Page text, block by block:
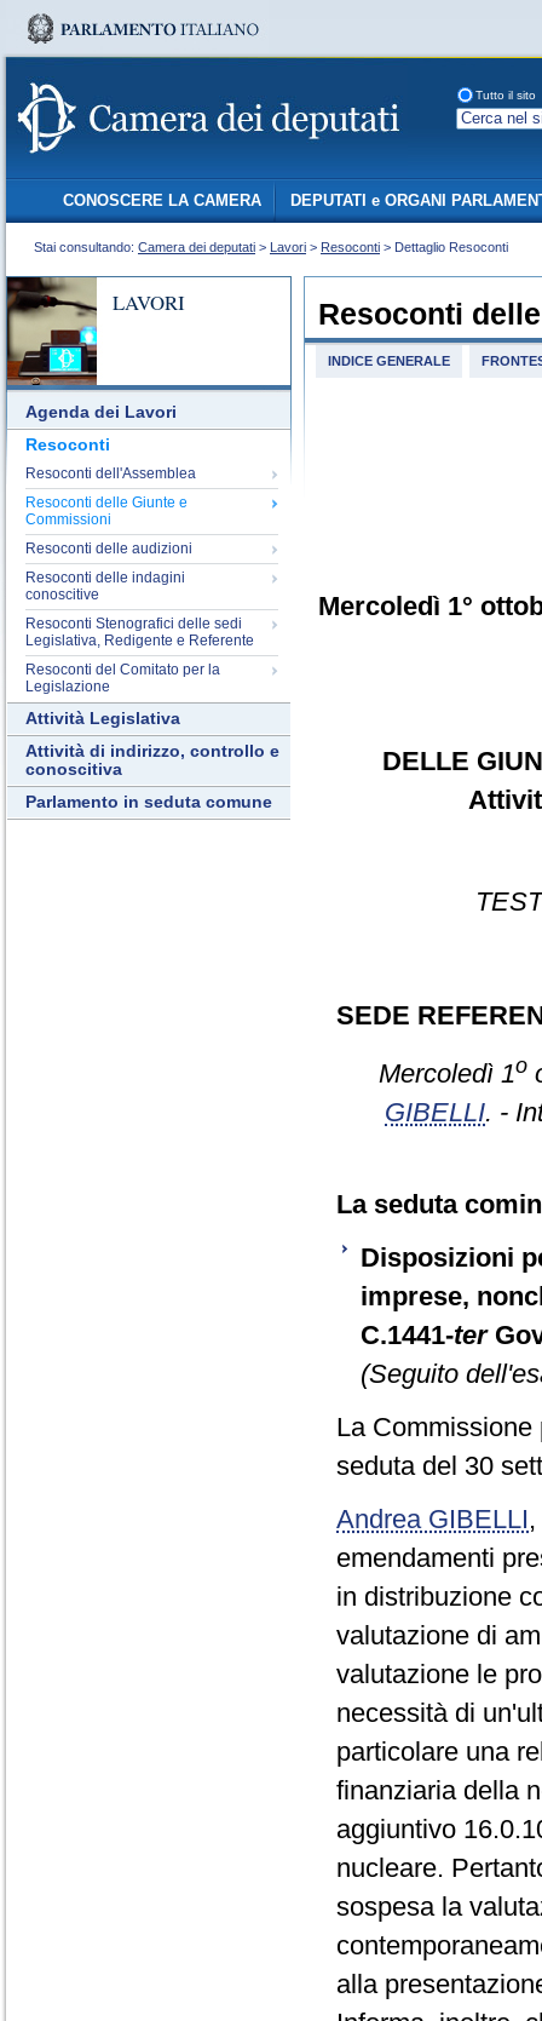
Tutto il sito
CONOSCERE LA CAMERA DEPUTATI e ORGANI
Stai consultando: Camera dei deputati > Lavori > Resoconti > Dettaglio Resoconti
LAVORI
Agenda dei Lavori
Resoconti
Resoconti dell'Assemblea
Resoconti delle Giunte e
Commissioni
Resoconti delle audizioni
Resoconti delle indagini
conoscitive
Resoconti Stenografici delle sedi
Legislativa, Redigente e Referente
Resoconti del Comitato per la
Legislazione
Attività Legislativa
Attività di indirizzo, controllo e
conoscitiva
Parlamento in seduta comune
Resoconti
INDICE GENERALE
Mercoledì 1°
DELLE
SEDE
Mercoledì 1o
GIBELLI. -
La seduta
Disposizioni
imprese,
C.1441-ter
(Seguito
La
seduta del 30
Andrea GIBELLI,
emendamenti
in distribuzione
valutazione di
valutazione le
necessità di
particolare una
finanziaria della
aggiuntivo
nucleare.
sospesa la
alla